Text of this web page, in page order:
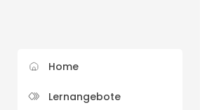
Home
Lernangebote